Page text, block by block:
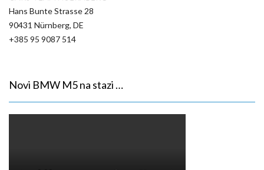
Hans Bunte Strasse 28
90431 Nürnberg, DE
+385 95 9087 514
Novi BMW M5 na stazi …